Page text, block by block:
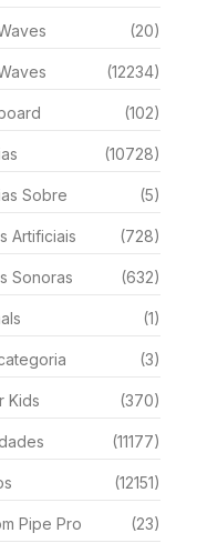
(20)
(12234)
(102)
(10728)
Sobre (5)
Artificiais (728)
Sonoras (632)
(1)
(3)
Kids (370)
(11177)
(12151)
Pipe Pro (23)